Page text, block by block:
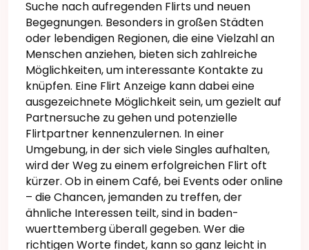
Suche nach aufregenden Flirts und neuen
Begegnungen. Besonders in großen Städten
oder lebendigen Regionen, die eine Vielzahl an
Menschen anziehen, bieten sich zahlreiche
Möglichkeiten, um interessante Kontakte zu
knüpfen. Eine Flirt Anzeige kann dabei eine
ausgezeichnete Möglichkeit sein, um gezielt auf
Partnersuche zu gehen und potenzielle
Flirtpartner kennenzulernen. In einer
Umgebung, in der sich viele Singles aufhalten,
wird der Weg zu einem erfolgreichen Flirt oft
kürzer. Ob in einem Café, bei Events oder online
– die Chancen, jemanden zu treffen, der
ähnliche Interessen teilt, sind in baden-
wuerttemberg überall gegeben. Wer die
richtigen Worte findet, kann so ganz leicht in